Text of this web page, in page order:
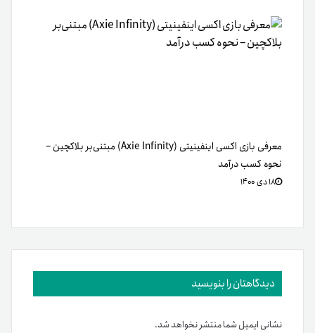
معرفی بازی اکسی اینفینیتی (Axie Infinity) مبتنی‌بر بلاکچین –
نحوه کسب درآمد
۱۸ دی ۱۴۰۰
دیدگاهتان را بنویسید
نشانی ایمیل شما منتشر نخواهد شد.